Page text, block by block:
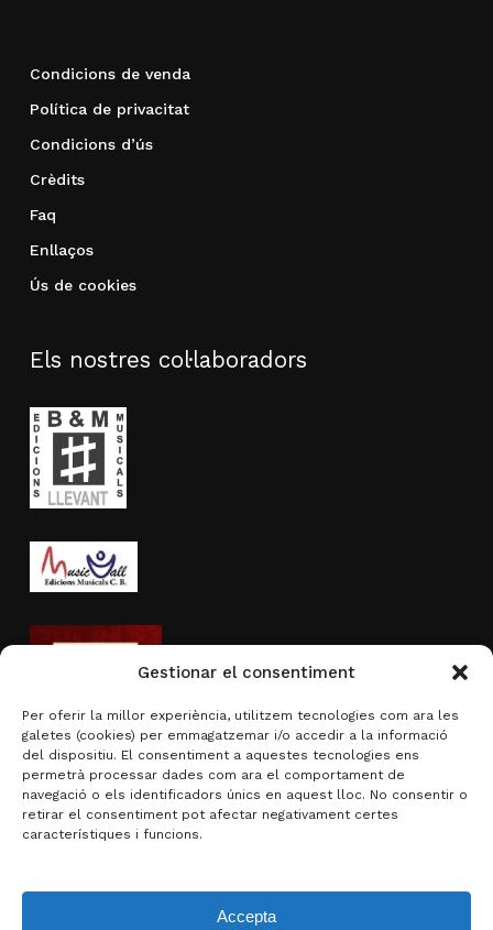
Gestionar el consentiment
Per oferir la millor experiència, utilitzem tecnologies com ara les
galetes (cookies) per emmagatzemar i/o accedir a la informació
del dispositiu. El consentiment a aquestes tecnologies ens
permetrà processar dades com ara el comportament de
navegació o els identificadors únics en aquest lloc. No consentir o
retirar el consentiment pot afectar negativament certes
característiques i funcions.
Accepta
Condicions de venda
Política de privacitat
Condicions d’ús
Crèdits
Faq
Enllaços
Ús de cookies
Els nostres col·laboradors
Activitat subvencionada per